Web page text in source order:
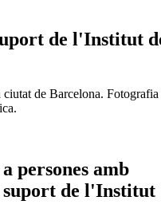
de l'Institut
de Barcelona. Fotografia
persones amb
de l'Institut